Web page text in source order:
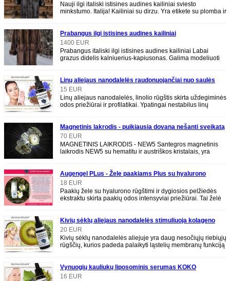
Nauji ilgi italiski istisines audines kailiniai sviesto
minkstumo. Italija! Kailiniai su dirzu. Yra etikete su plomba ir
Prabangus ilgi istisines audines kailiniai
1400 EUR
Prabangus italiski ilgi istisines audines kailiniai Labai
grazus didelis kalniuerius-kapiusonas. Galima modeliuoti
Linų aliejaus nanodalelės raudonuojančiai nuo saulės
nukentėjusiai odai
15 EUR
Linų aliejaus nanodalelės, linolio rūgštis skirta uždegiminės
odos priežiūrai ir profilatikai. Ypatingai nestabilus linų
Magnetinis lakrodis - puikiausia dovana nešanti sveikatą
70 EUR
MAGNETINIS LAIKRODIS - NEW5 Santegros magnetinis
laikrodis NEW5 su hematitu ir austriškos kristalais, yra
Augengel PLus - Žele paakiams Plus su hyalurono
rūgštimi, kosmetika Dermaviduals
18 EUR
Paakių žele su hyalurono rūgštimi ir dygiosios pelžiedės
ekstraktu skirta paakių odos intensyviai priežiūrai. Tai želė
Kivių sėklų aliejaus nanodalelės stimuliuoja kolageno
sinteze Dermaviduals AKCIJA
20 EUR
Kivių sėklų nanodalelės aliejuje yra daug nesočiųjų riebiųjų
rūgščių, kurios padeda palaikyti ląstelių membranų funkciją
Vynuogių kauliukų liposominis serumas KOKO
Dermaviduals NUOLAIDOS iki 15
16 EUR